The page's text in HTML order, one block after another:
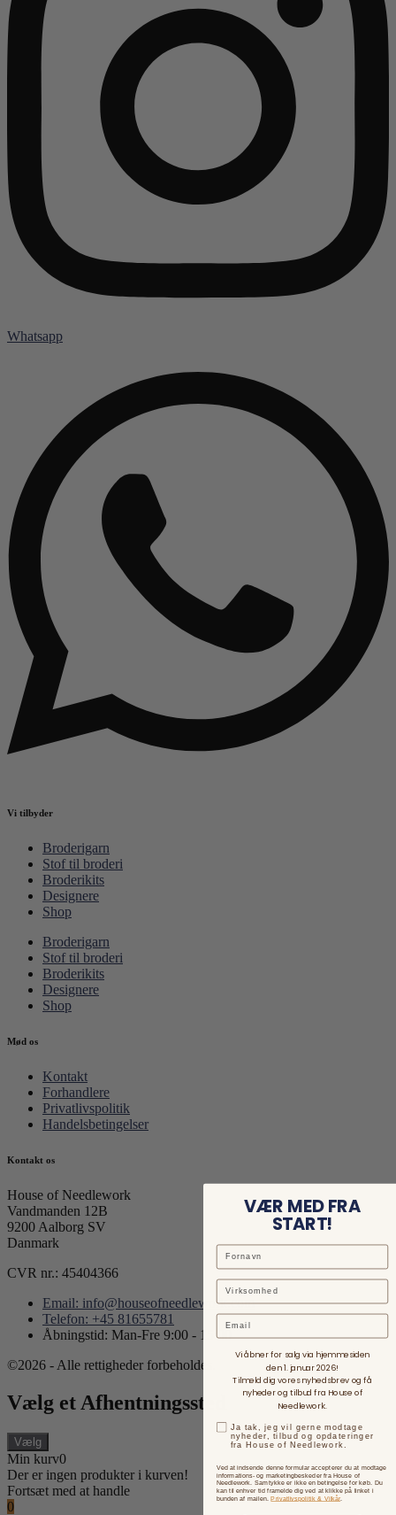
Whatsapp
Vi tilbyder
Broderigarn
Stof til broderi
Broderikits
Designere
Shop
Broderigarn
Stof til broderi
Broderikits
Designere
Shop
Mød os
Kontakt
Forhandlere
Privatlivspolitik
Handelsbetingelser
Kontakt os
House of Needlework
Vandmanden 12B
9200 Aalborg SV
Danmark
CVR nr.: 45404366
Email: info@houseofneedlework.com
Telefon: +45 81655781
Åbningstid: Man-Fre 9:00 - 15:00
©2026 - Alle rettigheder forbeholdes.
Vælg et Afhentningssted
Vælg
Min kurv0
Der er ingen produkter i kurven!
Fortsæt med at handle
0
VÆR MED FRA
START!
Email
Vi åbner for salg via hjemmesiden
den 1. januar 2026!
Tilmeld dig vores nyhedsbrev og få
nyheder og tilbud fra House of
Needlework.
Ja tak, jeg vil gerne modtage
nyheder, tilbud og opdateringer
fra House of Needlework.
Ved at indsende denne formular accepterer du at modtage
informations- og marketingbeskeder fra House of
Needlework. Samtykke er ikke en betingelse for køb. Du
kan til enhver tid framelde dig ved at klikke på linket i
bunden af mailen.Privatlivspolitik & Vilkår.